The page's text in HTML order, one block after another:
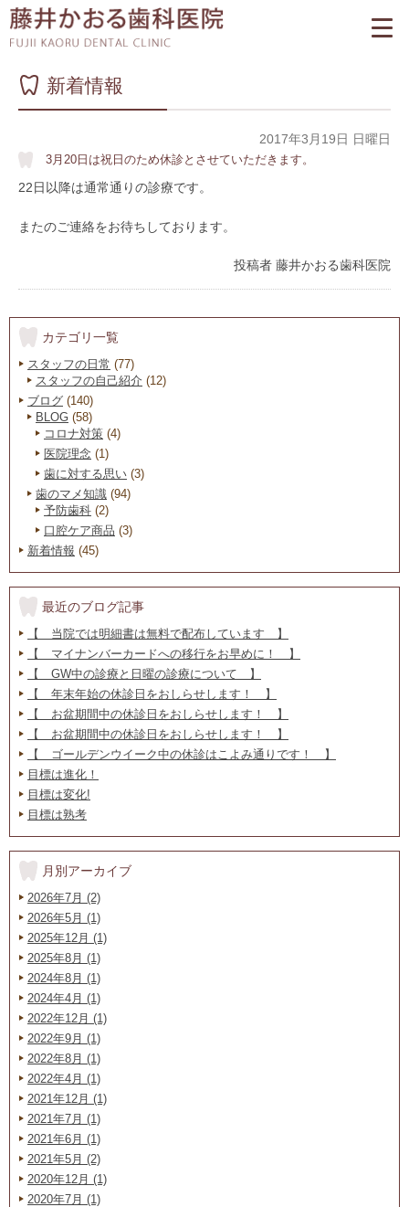
新着情報
2017年3月19日 日曜日
3月20日は祝日のため休診とさせていただきます。
22日以降は通常通りの診療です。
またのご連絡をお待ちしております。
投稿者 藤井かおる歯科医院
カテゴリ一覧
スタッフの日常 (77)
スタッフの自己紹介 (12)
ブログ (140)
BLOG (58)
コロナ対策 (4)
医院理念 (1)
歯に対する思い (3)
歯のマメ知識 (94)
予防歯科 (2)
口腔ケア商品 (3)
新着情報 (45)
最近のブログ記事
【 当院では明細書は無料で配布しています 】
【 マイナンバーカードへの移行をお早めに！ 】
【 GW中の診療と日曜の診療について 】
【 年末年始の休診日をおしらせします！ 】
【 お盆期間中の休診日をおしらせします！ 】
【 お盆期間中の休診日をおしらせします！ 】
【 ゴールデンウイーク中の休診はこよみ通りです！ 】
目標は進化！
目標は変化!
目標は熟考
月別アーカイブ
2026年7月 (2)
2026年5月 (1)
2025年12月 (1)
2025年8月 (1)
2024年8月 (1)
2024年4月 (1)
2022年12月 (1)
2022年9月 (1)
2022年8月 (1)
2022年4月 (1)
2021年12月 (1)
2021年7月 (1)
2021年6月 (1)
2021年5月 (2)
2020年12月 (1)
2020年7月 (1)